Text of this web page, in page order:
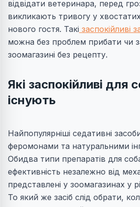
відвідати ветеринара, перед
викликають тривогу у
нового гостя. Такі заспокійливі
можна без проблем прибати чи
зоомагазині без рецепту.
Які заспокійливі для
існують
Найпопулярніші седативні
феромонами та натуральними
Обидва типи препаратів для
ефективність незалежно від
представлені у зоомагазинах у
То який же засіб слід обрати,